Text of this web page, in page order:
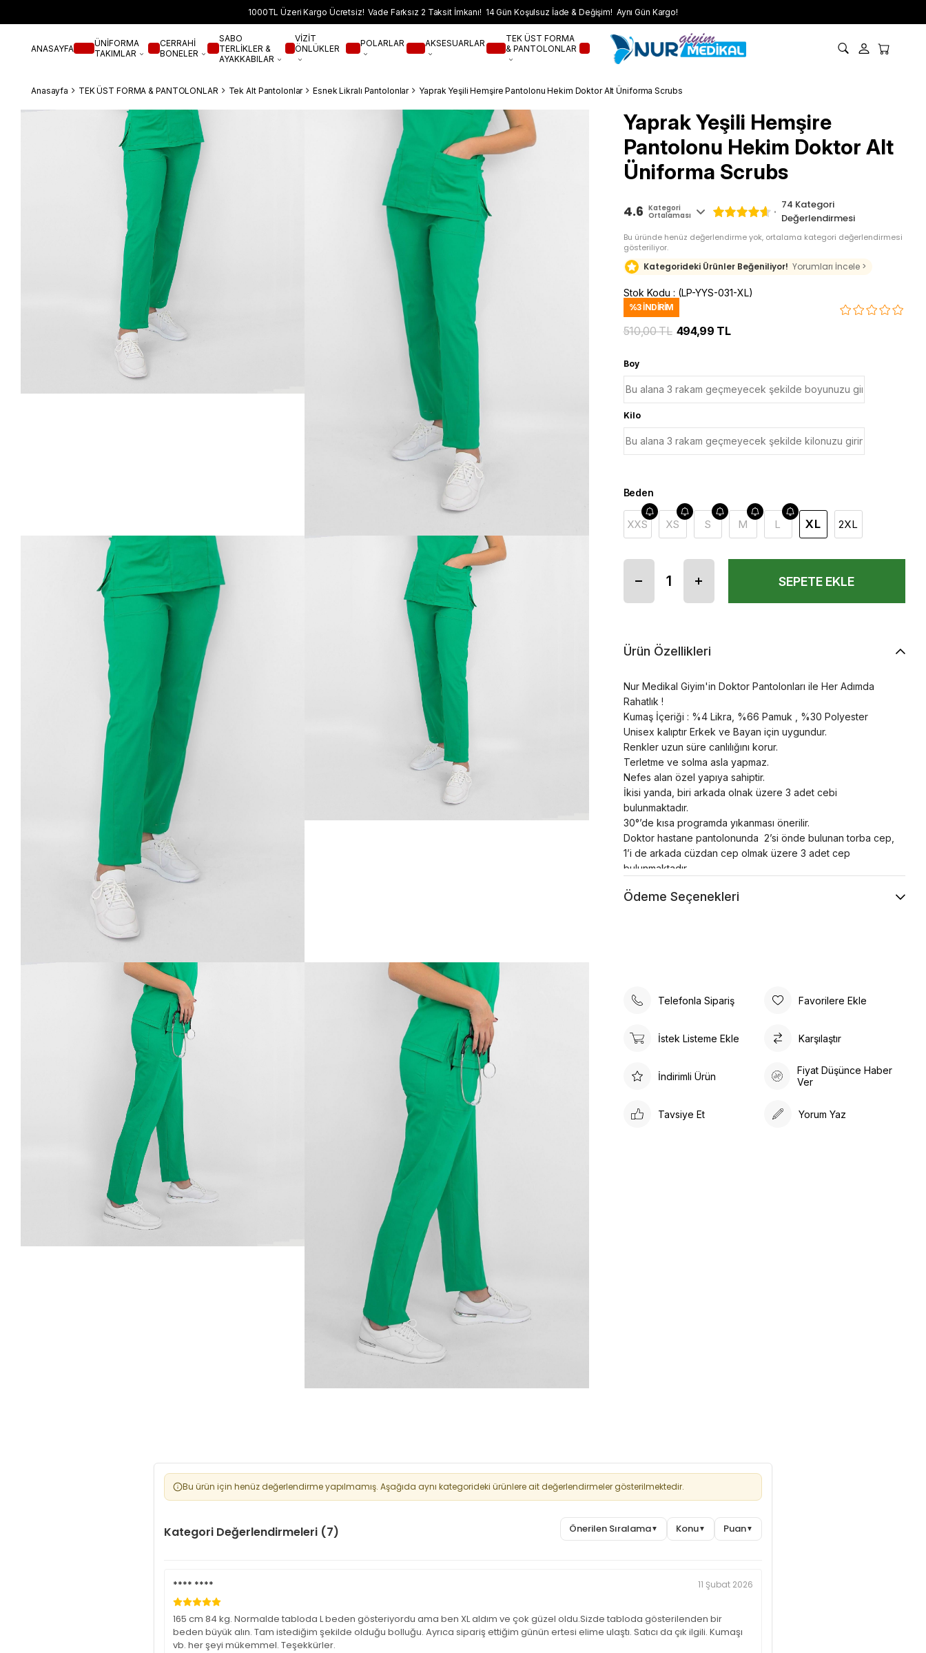
1000TL Üzeri Kargo Ücretsiz! Vade Farksız 2 Taksit İmkanı! 14 Gün Koşulsuz İade & Değişim! Aynı Gün Kargo!
ANASAYFA
ÜNİFORMA
TAKIMLAR
CERRAHİ
BONELER
SABO
TERLİKLER &
AYAKKABILAR
VİZİT
ÖNLÜKLER
POLARLAR AKSESUARLAR
TEK ÜST FORMA
& PANTOLONLAR
Anasayfa TEK ÜST FORMA & PANTOLONLAR Tek Alt Pantolonlar Esnek Likralı Pantolonlar Yaprak Yeşili Hemşire Pantolonu Hekim Doktor Alt Üniforma Scrubs
Yaprak Yeşili Hemşire
Pantolonu Hekim Doktor Alt
Üniforma Scrubs
4.6 Kategori
Ortalaması
74 Kategori
Değerlendirmesi
Bu üründe henüz değerlendirme yok, ortalama kategori değerlendirmesi
gösteriliyor.
Kategorideki Ürünler Beğeniliyor! Yorumları İncele >
Stok Kodu (LP-YYS-031-XL)
%3İNDIRIM
510,00 TL 494,99 TL
Boy
Kilo
Beden
XXS XS S M L XL 2XL
Ürün Özellikleri
Nur Medikal Giyim'in Doktor Pantolonları ile Her Adımda
Rahatlık !
Kumaş İçeriği : %4 Likra, %66 Pamuk , %30 Polyester
Unisex kalıptır Erkek ve Bayan için uygundur.
Renkler uzun süre canlılığını korur.
Terletme ve solma asla yapmaz.
Nefes alan özel yapıya sahiptir.
İkisi yanda, biri arkada olnak üzere 3 adet cebi
bulunmaktadır.
30°’de kısa programda yıkanması önerilir.
Doktor hastane pantolonunda 2’si önde bulunan torba cep,
1’i de arkada cüzdan cep olmak üzere 3 adet cep
bulunmaktadır.
beli lastikli ve bağcıklıdır.
Ödeme Seçenekleri
Telefonla Sipariş Favorilere Ekle
İstek Listeme Ekle Karşılaştır
İndirimli Ürün
Fiyat Düşünce Haber
Ver
Tavsiye Et Yorum Yaz
Bu ürün için henüz değerlendirme yapılmamış. Aşağıda aynı kategorideki ürünlere ait değerlendirmeler gösterilmektedir.
Kategori Değerlendirmeleri (7) Önerilen Sıralama▼ Konu▼ Puan▼
**** **** 11 Şubat 2026
165 cm 84 kg. Normalde tabloda L beden gösteriyordu ama ben XL aldım ve çok güzel oldu.Sizde tabloda gösterilenden bir
beden büyük alın. Tam istediğim şekilde olduğu bolluğu. Ayrıca sipariş ettiğim günün ertesi elime ulaştı. Satıcı da çık ilgili. Kumaşı
vb. her şeyi mükemmel. Teşekkürler.